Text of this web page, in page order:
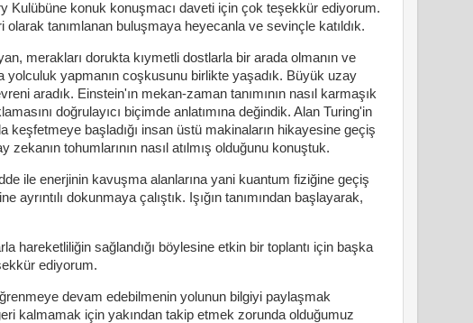
Kulübüne konuk konuşmacı daveti için çok teşekkür ediyorum.
olarak tanımlanan buluşmaya heyecanla ve sevinçle katıldık.
merakları dorukta kıymetli dostlarla bir arada olmanın ve
yolculuk yapmanın coşkusunu birlikte yaşadık. Büyük uzay
aradık. Einstein'ın mekan-zaman tanımının nasıl karmaşık
doğrulayıcı biçimde anlatımına değindik. Alan Turing'in
keşfetmeye başladığı insan üstü makinaların hikayesine geçiş
zekanın tohumlarının nasıl atılmış olduğunu konuştuk.
ile enerjinin kavuşma alanlarına yani kuantum fiziğine geçiş
ayrıntılı dokunmaya çalıştık. Işığın tanımından başlayarak,
hareketliliğin sağlandığı böylesine etkin bir toplantı için başka
ediyorum.
devam edebilmenin yolunun bilgiyi paylaşmak
kalmamak için yakından takip etmek zorunda olduğumuz